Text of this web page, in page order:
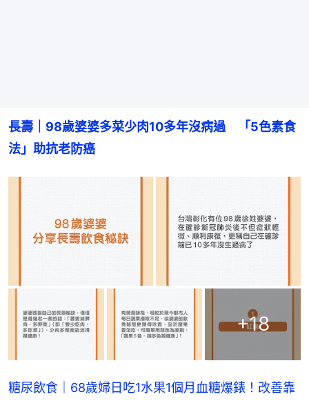
長壽｜98歲婆婆多菜少肉10多年沒病過　「5色素食
法」助抗老防癌
+18
糖尿飲食｜68歲婦日吃1水果1個月血糖爆錶！改善靠